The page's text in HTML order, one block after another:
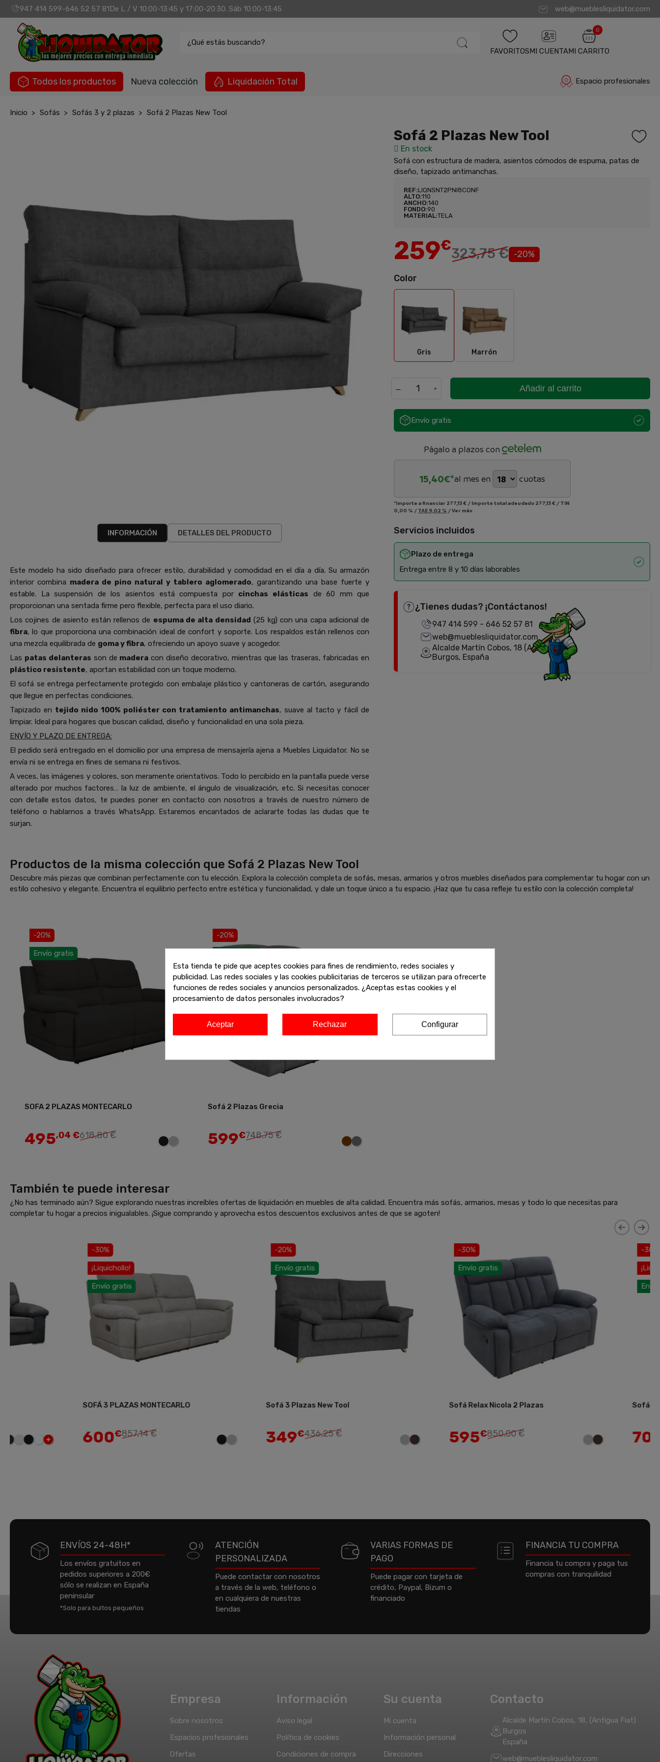
947 414 599-646 52 57 81De L / V 10:00-13:45 y 17:00-20:30. Sáb 10:00-13:45 web@mueblesliquidator.com
¿Qué estás buscando?
FAVORITOSMI CUENTA
0
MI CARRITO
Todos los productos Nueva colección Liquidación Total Espacio profesionales
Inicio Sofás Sofás 3 y 2 plazas Sofá 2 Plazas New Tool
INFORMACIÓN DETALLES DEL PRODUCTO
Este modelo ha sido diseñado para ofrecer estilo, durabilidad y comodidad en el día a día. Su armazón
interior combina madera de pino natural y tablero aglomerado, garantizando una base fuerte y
estable. La suspensión de los asientos está compuesta por cinchas elásticas de 60 mm que
proporcionan una sentada firme pero flexible, perfecta para el uso diario.
Los cojines de asiento están rellenos de espuma de alta densidad (25 kg) con una capa adicional de
fibra, lo que proporciona una combinación ideal de confort y soporte. Los respaldos están rellenos con
una mezcla equilibrada de goma y fibra, ofreciendo un apoyo suave y acogedor.
Las patas delanteras son de maderacon diseño decorativo, mientras que las traseras, fabricadas en
plástico resistente, aportan estabilidad con un toque moderno.
El sofá se entrega perfectamente protegido con embalaje plástico y cantoneras de cartón, asegurando
que llegue en perfectas condiciones.
Tapizado en tejido nido 100% poliéster con tratamiento antimanchas, suave al tacto y fácil de
limpiar. Ideal para hogares que buscan calidad, diseño y funcionalidad en una sola pieza.
ENVÍO Y PLAZO DE ENTREGA:
El pedido será entregado en el domicilio por una empresa de mensajería ajena a Muebles Liquidator. No se
envía ni se entrega en fines de semana ni festivos.
A veces, las imágenes y colores, son meramente orientativos. Todo lo percibido en la pantalla puede verse
alterado por muchos factores… la luz de ambiente, el ángulo de visualización, etc. Si necesitas conocer
con detalle estos datos, te puedes poner en contacto con nosotros a través de nuestro número de
teléfono o hablarnos a través WhatsApp. Estaremos encantados de aclararte todas las dudas que te
surjan.
Sofá 2 Plazas New Tool
En stock
Sofá con estructura de madera, asientos cómodos de espuma, patas de
diseño, tapizado antimanchas.
REF:LIQNSNT2PNI8CONF
ALTO:110
ANCHO:140
FONDO:90
MATERIAL:TELA
259€
323,75 € -20%
Color
Gris Marrón
Añadir al carrito
Envío gratis
Págalo a plazos con
15,40€*al mes en cuotas
*Importe a financiar 277,13 € / Importe total adeudado 277,13 € / TIN
0,00 % / TAE 9,02 % /Ver más
Servicios incluidos
Plazo de entrega
Entrega entre 8 y 10 días laborables
¿Tienes dudas? ¡Contáctanos!
947 414 599 - 646 52 57 81
web@mueblesliquidator.com
Alcalde Martín Cobos, 18 (Antigua Fiat)
Burgos, España
Productos de la misma colección que Sofá 2 Plazas New Tool
Descubre más piezas que combinan perfectamente con tu elección. Explora la colección completa de sofás, mesas, armarios y otros muebles diseñados para complementar tu hogar con un
estilo cohesivo y elegante. Encuentra el equilibrio perfecto entre estética y funcionalidad, y dale un toque único a tu espacio. ¡Haz que tu casa refleje tu estilo con la colección completa!
SOFA 2 PLAZAS MONTECARLO
495,04 €618,80 €
-20%
Envío gratis
Sofá 2 Plazas Grecia
599€748,75 €
-20%
También te puede interesar
¿No has terminado aún? Sigue explorando nuestras increíbles ofertas de liquidación en muebles de alta calidad. Encuentra más sofás, armarios, mesas y todo lo que necesitas para
completar tu hogar a precios inigualables. ¡Sigue comprando y aprovecha estos descuentos exclusivos antes de que se agoten!
SOFÁ 3 PLAZAS MONTECARLO
600 857,14 €
Sofá 3 Plazas New Tool
349 436,25 €
Sofá Relax Nicola 2 Plazas
595 850,00 €
Sofá 3 Plazas Grecia
700
ENVÍOS 24-48H*
Los envíos gratuitos en
pedidos superiores a 200€
sólo se realizan en España
peninsular
*Solo para bultos pequeños
ATENCIÓN
PERSONALIZADA
Puede contactar con nosotros
a través de la web, teléfono o
en cualquiera de nuestras
tiendas
VARIAS FORMAS DE
PAGO
Puede pagar con tarjeta de
crédito, Paypal, Bizum o
financiado
FINANCIA TU COMPRA
Financia tu compra y paga tus
compras con tranquilidad
Empresa
Sobre nosotros
Espacios profesionales
Ofertas
Información
Aviso legal
Política de cookies
Condiciones de compra
Su cuenta
Mi cuenta
Información personal
Direcciones
Contacto
Alcalde Martín Cobos, 18, (Antigua Fiat)
Burgos
España
web@mueblesliquidator.com
Esta tienda te pide que aceptes cookies para fines de rendimiento, redes sociales y
publicidad. Las redes sociales y las cookies publicitarias de terceros se utilizan para ofrecerte
funciones de redes sociales y anuncios personalizados. ¿Aceptas estas cookies y el
procesamiento de datos personales involucrados?
Aceptar Rechazar Configurar